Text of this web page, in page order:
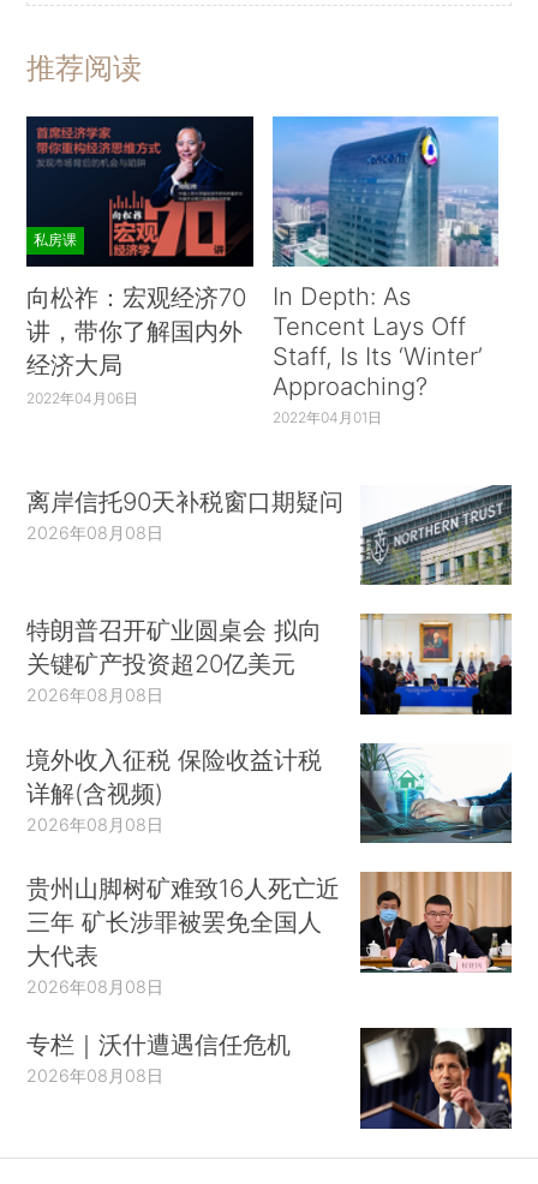
推荐阅读
私房课
向松祚：宏观经济70
讲，带你了解国内外
经济大局
2022年04月06日
In Depth: As
Tencent Lays Off
Staff, Is Its ‘Winter’
Approaching?
2022年04月01日
离岸信托90天补税窗口期疑问
2026年08月08日
特朗普召开矿业圆桌会 拟向
关键矿产投资超20亿美元
2026年08月08日
境外收入征税 保险收益计税
详解(含视频)
2026年08月08日
贵州山脚树矿难致16人死亡近
三年 矿长涉罪被罢免全国人
大代表
2026年08月08日
专栏｜沃什遭遇信任危机
2026年08月08日